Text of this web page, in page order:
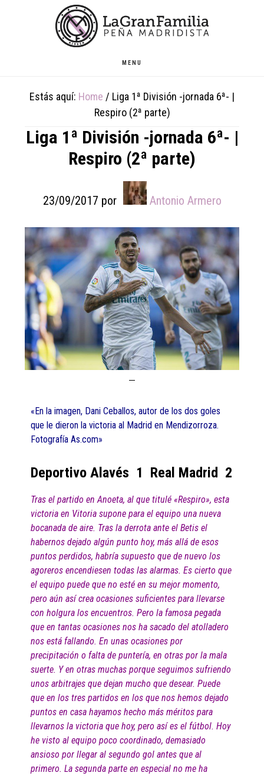
MENU
Estás aquí: Home / Liga 1ª División -jornada 6ª- |
Respiro (2ª parte)
Liga 1ª División -jornada 6ª- |
Respiro (2ª parte)
23/09/2017 por Antonio Armero
«En la imagen, Dani Ceballos, autor de los dos goles
que le dieron la victoria al Madrid en Mendizorroza.
Fotografía As.com»
Deportivo Alavés 1 Real Madrid 2
Tras el partido en Anoeta, al que titulé «Respiro», esta
victoria en Vitoria supone para el equipo una nueva
bocanada de aire. Tras la derrota ante el Betis el
habernos dejado algún punto hoy, más allá de esos
puntos perdidos, habría supuesto que de nuevo los
agoreros encendiesen todas las alarmas. Es cierto que
el equipo puede que no esté en su mejor momento,
pero aún así crea ocasiones suficientes para llevarse
con holgura los encuentros. Pero la famosa pegada
que en tantas ocasiones nos ha sacado del atolladero
nos está fallando. En unas ocasiones por
precipitación o falta de puntería, en otras por la mala
suerte. Y en otras muchas porque seguimos sufriendo
unos arbitrajes que dejan mucho que desear. Puede
que en los tres partidos en los que nos hemos dejado
puntos en casa hayamos hecho más méritos para
llevarnos la victoria que hoy, pero así es el fútbol. Hoy
he visto al equipo poco coordinado, demasiado
ansioso por llegar al segundo gol antes que al
primero. La segunda parte en especial no me ha